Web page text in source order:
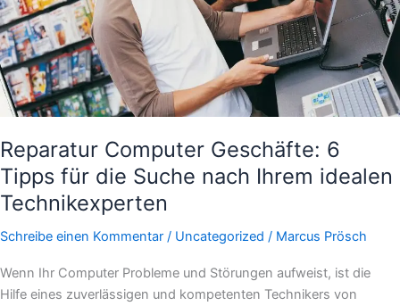
Reparatur Computer Geschäfte: 6
Tipps für die Suche nach Ihrem idealen
Technikexperten
Schreibe einen Kommentar / Uncategorized / Marcus Prösch
Wenn Ihr Computer Probleme und Störungen aufweist, ist die
Hilfe eines zuverlässigen und kompetenten Technikers von
für
die
Suche
nach
Ihrem
idealen
Technikexperten